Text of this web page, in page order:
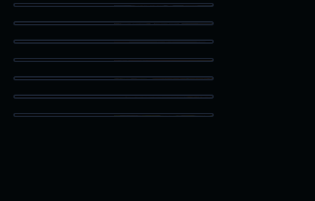
Medical Hallway
Modern Medical Station
Sunrise Pier
South Padre Island Welcome Sign
Corpus Christi Skyline
Solar Panel Farm San Antonio